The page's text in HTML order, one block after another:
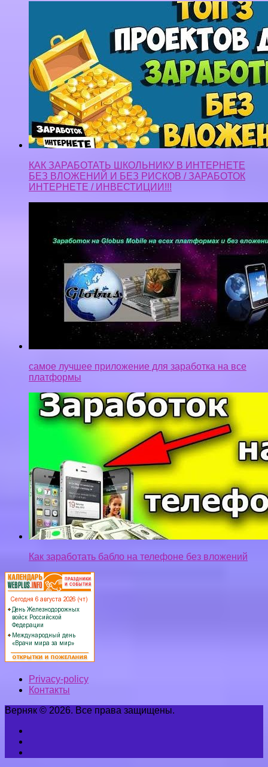
КАК ЗАРАБОТАТЬ ШКОЛЬНИКУ В ИНТЕРНЕТЕ
БЕЗ ВЛОЖЕНИЙ И БЕЗ РИСКОВ / ЗАРАБОТОК
ИНТЕРНЕТЕ / ИНВЕСТИЦИИ!!!
самое лучшее приложение для заработка на все
платформы
Как заработать бабло на телефоне без вложений
Privacy-policy
Контакты
Верняк © 2026. Все права защищены.